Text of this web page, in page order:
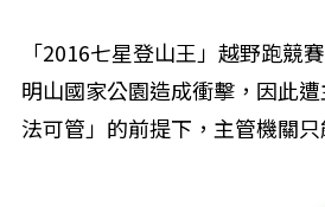
「2016七星登山王」越野跑競
明山國家公園造成衝擊，因此
法可管」的前提下，主管機關